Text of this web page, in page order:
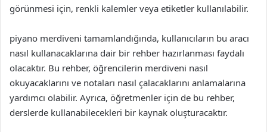
görünmesi için, renkli kalemler veya etiketler kullanılabilir.
piyano merdiveni tamamlandığında, kullanıcıların bu aracı
nasıl kullanacaklarına dair bir rehber hazırlanması faydalı
olacaktır. Bu rehber, öğrencilerin merdiveni nasıl
okuyacaklarını ve notaları nasıl çalacaklarını anlamalarına
yardımcı olabilir. Ayrıca, öğretmenler için de bu rehber,
derslerde kullanabilecekleri bir kaynak oluşturacaktır.